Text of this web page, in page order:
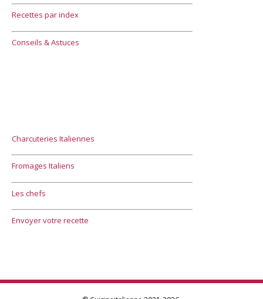
Recettes par index
Conseils & Astuces
Charcuteries Italiennes
Fromages Italiens
Les chefs
Envoyer votre recette